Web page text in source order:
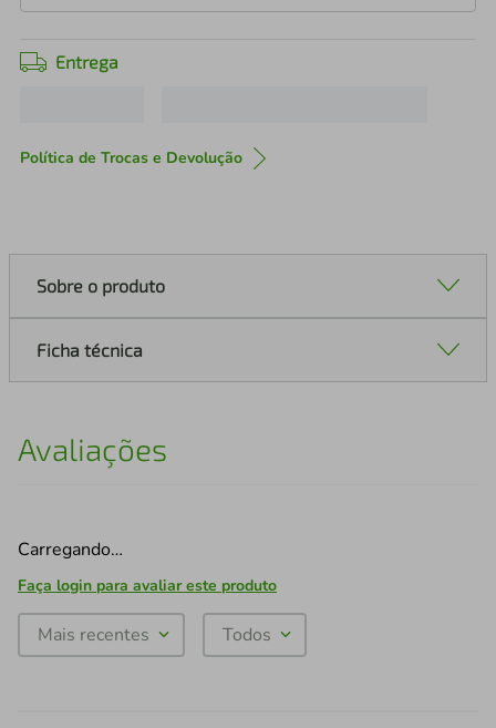
Entrega
Política de Trocas e Devolução
Sobre o produto
Ficha técnica
Avaliações
Carregando…
Faça login para avaliar este produto
Mais recentes Todos